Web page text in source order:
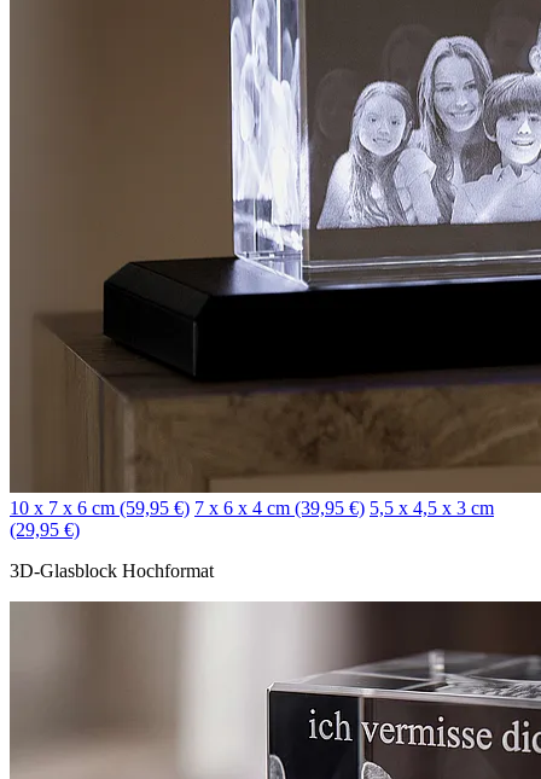
10 x 7 x 6 cm (59,95 €) 7 x 6 x 4 cm (39,95 €) 5,5 x 4,5 x 3 cm
(29,95 €)
3D-Glasblock Hochformat